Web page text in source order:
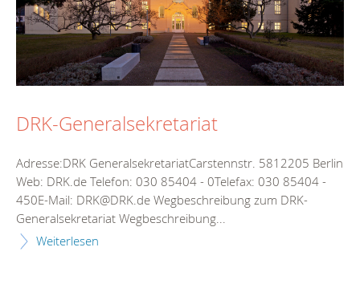
DRK-Generalsekretariat
Adresse:DRK GeneralsekretariatCarstennstr. 5812205 Berlin
Web: DRK.de Telefon: 030 85404 - 0Telefax: 030 85404 -
450E-Mail: DRK@DRK.de Wegbeschreibung zum DRK-
Generalsekretariat Wegbeschreibung...
Weiterlesen